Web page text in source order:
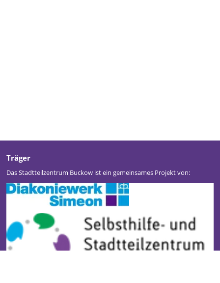
Träger
Das Stadtteilzentrum Buckow ist ein gemeinsames Projekt von: